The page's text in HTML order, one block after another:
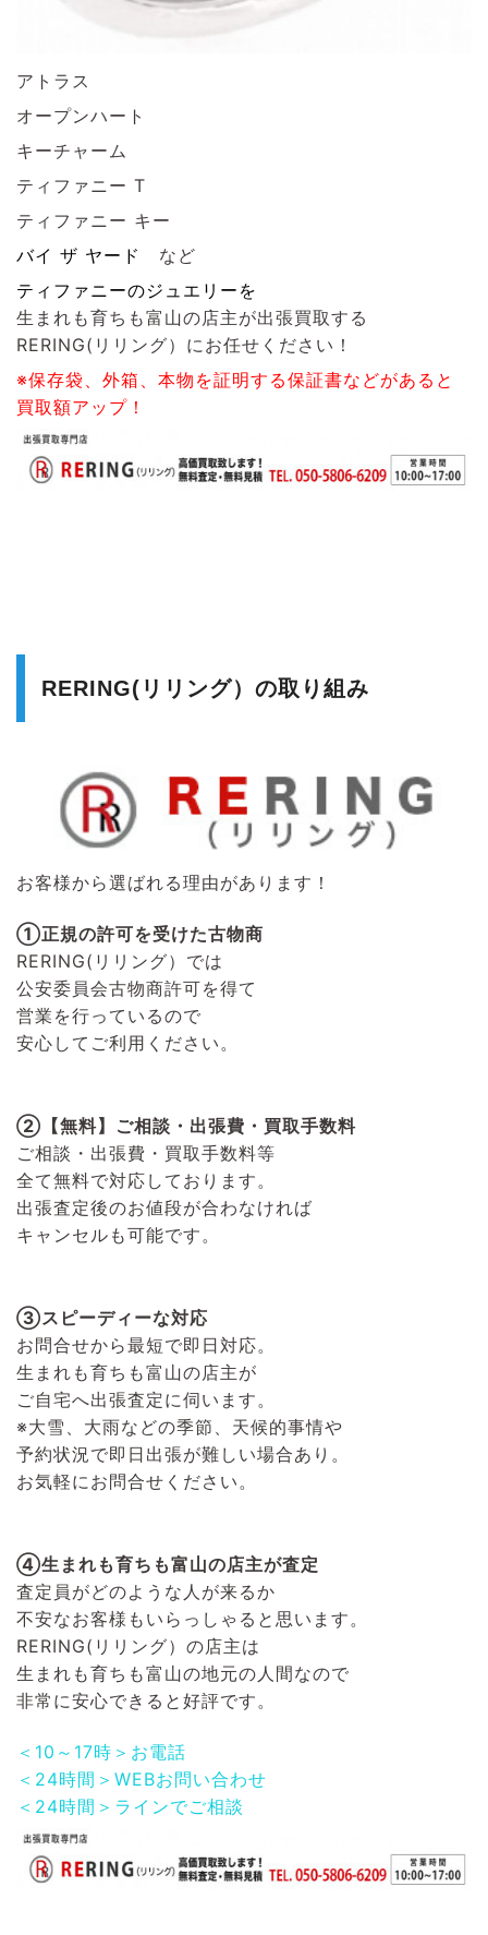
アトラス
オープンハート
キーチャーム
ティファニー T
ティファニー キー
バイ ザ ヤード
など
ティファニーのジュエリーを
生まれも育ちも富山の店主が出張買取する
RERING(リリング） にお任せください！
※保存袋、外箱、本物を証明する保証書などがあると
買取額アップ！
RERING(リリング）の取り組み
お客様から選ばれる理由があります！
①正規の許可を受けた古物商
RERING(リリング） では
公安委員会古物商許可を得て
営業を行っているので
安心してご利用ください。
②【無料】ご相談・出張費・買取手数料
ご相談・出張費・買取手数料等
全て無料で対応しております。
出張査定後のお値段が合わなければ
キャンセルも可能です。
③スピーディーな対応
お問合せから最短で即日対応。
生まれも育ちも富山の店主が
ご自宅へ出張査定に伺います。
※大雪、大雨などの季節、天候的事情や
予約状況で即日出張が難しい場合あり。
お気軽にお問合せください。
④生まれも育ちも富山の店主が査定
査定員がどのような人が来るか
不安なお客様もいらっしゃると思います。
RERING(リリング） の店主は
生まれも育ちも富山の地元の人間なので
非常に安心できると好評です。
＜10～17時＞お電話
＜24時間＞WEBお問い合わせ
＜24時間＞ラインでご相談